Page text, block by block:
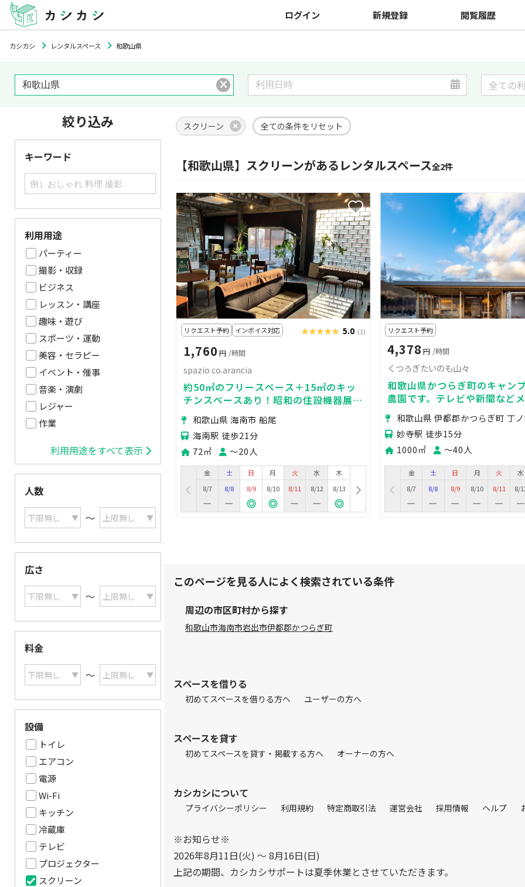
ログイン 新規登録 閲覧履歴
カシカシ レンタルスペース 和歌山県
絞り込み
キーワード
利用用途
パーティー
撮影・収録
ビジネス
レッスン・講座
趣味・遊び
スポーツ・運動
美容・セラピー
イベント・催事
音楽・演劇
レジャー
作業
利用用途をすべて表示
人数
〜
広さ
〜
料金
〜
設備
テレビ
キッチン
プロジェクター
スクリーン
トイレ
冷蔵庫
エアコン
電源
Wi-Fi
スクリーン 全ての条件をリセット
【和歌山県】スクリーンがあるレンタルスペース全2件
リクエスト予約 インボイス対応 ★★★★★
★★★★★ 5.0 (1)
1,760 円 /時間
spazio co.arancia
約50㎡のフリースペース＋15㎡のキッ
チンスペースあり！昭和の住設機器展示
場をリノベーションした多目的スペース
です。
和歌山県 海南市 船尾
海南駅 徒歩21分
72㎡
〜20人
金
8/7
土
8/8
日
8/9
月
8/10
火
8/11
水
8/12
木
8/13
リクエスト予約
4,378 円 /時間
くつろぎたいのも山々
和歌山県かつらぎ町のキャン
農園です。テレビや新聞など
多数掲載されています。
和歌山県 伊都郡かつらぎ町 丁
妙寺駅 徒歩15分
1000㎡
〜40人
金
8/7
土
8/8
日
8/9
月
8/10
火
8/11
水
8/
このページを見る人によく検索されている条件
周辺の市区町村から探す
和歌山市海南市岩出市伊都郡かつらぎ町
スペースを借りる
初めてスペースを借りる方へ ユーザーの方へ
スペースを貸す
初めてスペースを貸す・掲載する方へ オーナーの方へ
カシカシについて
プライバシーポリシー 利用規約 特定商取引法 運営会社 採用情報 ヘルプ
※お知らせ※
2026年8月11日(火) 〜 8月16日(日)
上記の期間、カシカシサポートは夏季休業とさせていただきます。